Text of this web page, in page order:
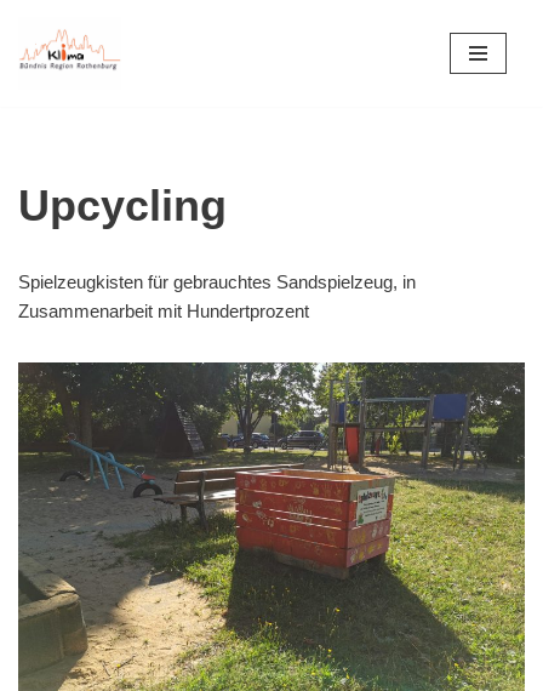
Zum
Upcycling
Spielzeugkisten für gebrauchtes Sandspielzeug, in
Zusammenarbeit mit Hundertprozent